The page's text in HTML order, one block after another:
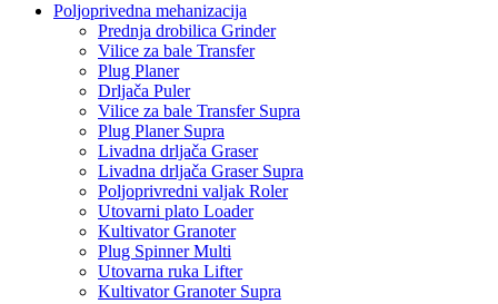
Poljoprivedna mehanizacija
Prednja drobilica Grinder
Vilice za bale Transfer
Plug Planer
Drljača Puler
Vilice za bale Transfer Supra
Plug Planer Supra
Livadna drljača Graser
Livadna drljača Graser Supra
Poljoprivredni valjak Roler
Utovarni plato Loader
Kultivator Granoter
Plug Spinner Multi
Utovarna ruka Lifter
Kultivator Granoter Supra